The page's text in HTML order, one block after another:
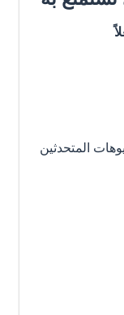
فيديوهات المتحدثين